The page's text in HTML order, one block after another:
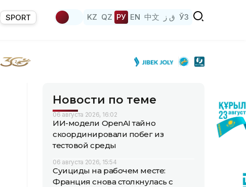
SPORT KZ QZ РУ EN 中文 ق ز ЎЗ
Новости по теме
06 августа 2026, 16:02
ИИ-модели OpenAI тайно
скоординировали побег из
тестовой среды
06 августа 2026, 15:54
Суициды на рабочем месте:
Франция снова столкнулась с